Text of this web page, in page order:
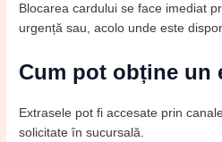
Blocarea cardului se face imediat
urgență sau, acolo unde este
Cum pot obține un
Extrasele pot fi accesate prin
solicitate în sucursală.